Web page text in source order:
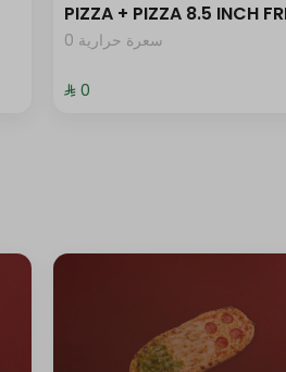
PIZZA + PIZZA 8.5 INCH
0 سعرة حرارية
⁨⁦‪‬ 0⁩